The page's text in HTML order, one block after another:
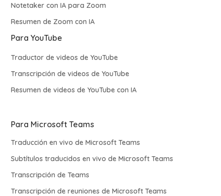
Notetaker con IA para Zoom
Resumen de Zoom con IA
Para YouTube
Traductor de videos de YouTube
Transcripción de videos de YouTube
Resumen de videos de YouTube con IA
Para Microsoft Teams
Traducción en vivo de Microsoft Teams
Subtítulos traducidos en vivo de Microsoft Teams
Transcripción de Teams
Transcripción de reuniones de Microsoft Teams